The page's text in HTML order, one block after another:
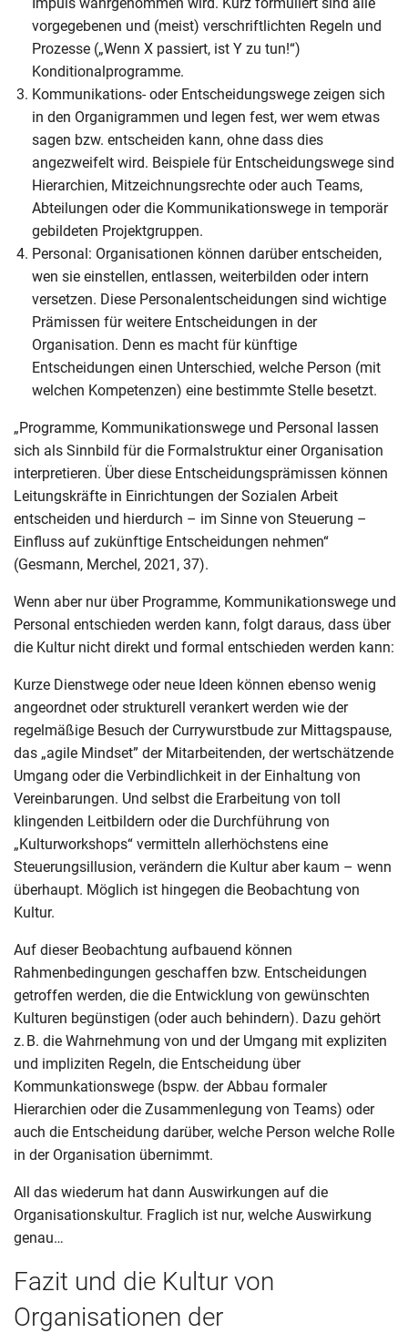
vorgegebenen und (meist) verschriftlichten Regeln und
Prozesse („Wenn X passiert, ist Y zu tun!“)
Konditionalprogramme.
Kommunikations- oder Entscheidungswege zeigen sich
in den Organigrammen und legen fest, wer wem etwas
sagen bzw. entscheiden kann, ohne dass dies
angezweifelt wird. Beispiele für Entscheidungswege sind
Hierarchien, Mitzeichnungsrechte oder auch Teams,
Abteilungen oder die Kommunikationswege in temporär
gebildeten Projektgruppen.
Personal: Organisationen können darüber entscheiden,
wen sie einstellen, entlassen, weiterbilden oder intern
versetzen. Diese Personalentscheidungen sind wichtige
Prämissen für weitere Entscheidungen in der
Organisation. Denn es macht für künftige
Entscheidungen einen Unterschied, welche Person (mit
welchen Kompetenzen) eine bestimmte Stelle besetzt.
„Programme, Kommunikationswege und Personal lassen
sich als Sinnbild für die Formalstruktur einer Organisation
interpretieren. Über diese Entscheidungsprämissen können
Leitungskräfte in Einrichtungen der Sozialen Arbeit
entscheiden und hierdurch – im Sinne von Steuerung –
Einfluss auf zukünftige Entscheidungen nehmen“
(Gesmann, Merchel, 2021, 37).
Wenn aber nur über Programme, Kommunikationswege und
Personal entschieden werden kann, folgt daraus, dass über
die Kultur nicht direkt und formal entschieden werden kann:
Kurze Dienstwege oder neue Ideen können ebenso wenig
angeordnet oder strukturell verankert werden wie der
regelmäßige Besuch der Currywurstbude zur Mittagspause,
das „agile Mindset” der Mitarbeitenden, der wertschätzende
Umgang oder die Verbindlichkeit in der Einhaltung von
Vereinbarungen. Und selbst die Erarbeitung von toll
klingenden Leitbildern oder die Durchführung von
„Kulturworkshops“ vermitteln allerhöchstens eine
Steuerungsillusion, verändern die Kultur aber kaum – wenn
überhaupt. Möglich ist hingegen die Beobachtung von
Kultur.
Auf dieser Beobachtung aufbauend können
Rahmenbedingungen geschaffen bzw. Entscheidungen
getroffen werden, die die Entwicklung von gewünschten
Kulturen begünstigen (oder auch behindern). Dazu gehört
z. B. die Wahrnehmung von und der Umgang mit expliziten
und impliziten Regeln, die Entscheidung über
Kommunkationswege (bspw. der Abbau formaler
Hierarchien oder die Zusammenlegung von Teams) oder
auch die Entscheidung darüber, welche Person welche Rolle
in der Organisation übernimmt.
All das wiederum hat dann Auswirkungen auf die
Organisationskultur. Fraglich ist nur, welche Auswirkung
genau…
Fazit und die Kultur von
Organisationen der